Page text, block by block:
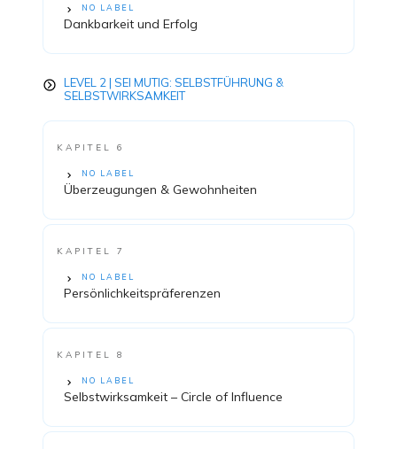
NO LABEL
Dankbarkeit und Erfolg
LEVEL 2 | SEI MUTIG: SELBSTFÜHRUNG &
SELBSTWIRKSAMKEIT
KAPITEL 6
NO LABEL
Überzeugungen & Gewohnheiten
KAPITEL 7
NO LABEL
Persönlichkeitspräferenzen
KAPITEL 8
NO LABEL
Selbstwirksamkeit – Circle of Influence